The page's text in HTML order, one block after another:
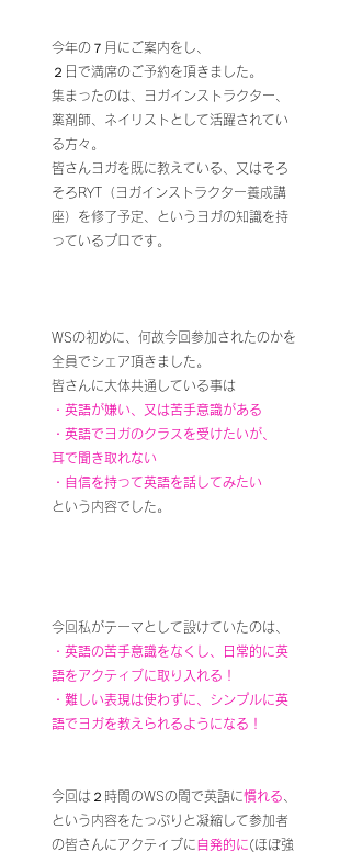
今年の７月にご案内をし、
２日で満席のご予約を頂きました。
集まったのは、ヨガインストラクター、
薬剤師、ネイリストとして活躍されてい
る方々。
皆さんヨガを既に教えている、又はそろ
そろRYT（ヨガインストラクター養成講
座）を修了予定、というヨガの知識を持
っているプロです。
WSの初めに、何故今回参加されたのかを
全員でシェア頂きました。
皆さんに大体共通している事は
・英語が嫌い、又は苦手意識がある
・英語でヨガのクラスを受けたいが、
耳で聞き取れない
・自信を持って英語を話してみたい
という内容でした。
今回私がテーマとして設けていたのは、
・英語の苦手意識をなくし、日常的に英
語をアクティブに取り入れる！
・難しい表現は使わずに、シンプルに英
語でヨガを教えられるようになる！
今回は２時間のWSの間で英語に慣れる
という内容をたっぷりと凝縮して参加者
の皆さんにアクティブに自発的に(ほぼ強